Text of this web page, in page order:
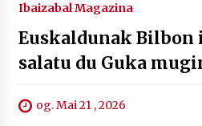
Ibaizabal Magazina
Euskaldunak
salatu du Guka
og. Mai 21 , 2026